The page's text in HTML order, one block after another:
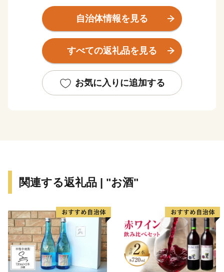
進湖、本栖湖という全く特徴の異なった４つの湖を有す
る日本屈指の景勝地として高い評価を得ています。南は
富士山の傾斜地、北は御坂山系に挟まれた高原のため夏
季は過ごしやすく、四季折々、美しく豊かな自然を求め
に向け「富士山」が世界文化遺産であり続けるよう、
様々な政策に取り組んでいます。
の湖で行われる花火大会、マラソンなど多彩なイベント
自治体情報を見る
すべての返礼品を見る
お気に入りに追加する
関連する返礼品 | "お酒"